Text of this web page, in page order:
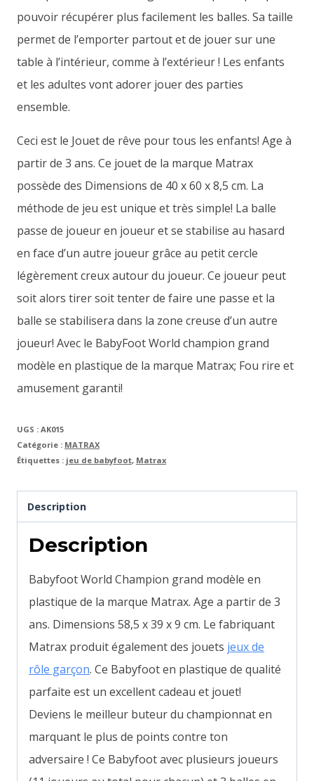
pouvoir récupérer plus facilement les balles. Sa taille
permet de l’emporter partout et de jouer sur une
table à l’intérieur, comme à l’extérieur ! Les enfants
et les adultes vont adorer jouer des parties
ensemble.
Ceci est le Jouet de rêve pour tous les enfants! Age à
partir de 3 ans. Ce jouet de la marque Matrax
possède des Dimensions de 40 x 60 x 8,5 cm. La
méthode de jeu est unique et très simple! La balle
passe de joueur en joueur et se stabilise au hasard
en face d’un autre joueur grâce au petit cercle
légèrement creux autour du joueur. Ce joueur peut
soit alors tirer soit tenter de faire une passe et la
balle se stabilisera dans la zone creuse d’un autre
joueur! Avec le BabyFoot World champion grand
modèle en plastique de la marque Matrax; Fou rire et
amusement garanti!
UGS : AK015
Catégorie : MATRAX
Étiquettes : jeu de babyfoot, Matrax
Description
Description
Babyfoot World Champion grand modèle en
plastique de la marque Matrax. Age a partir de 3
ans. Dimensions 58,5 x 39 x 9 cm. Le fabriquant
Matrax produit également des jouets jeux de
rôle garçon. Ce Babyfoot en plastique de qualité
parfaite est un excellent cadeau et jouet!
Deviens le meilleur buteur du championnat en
marquant le plus de points contre ton
adversaire ! Ce Babyfoot avec plusieurs joueurs